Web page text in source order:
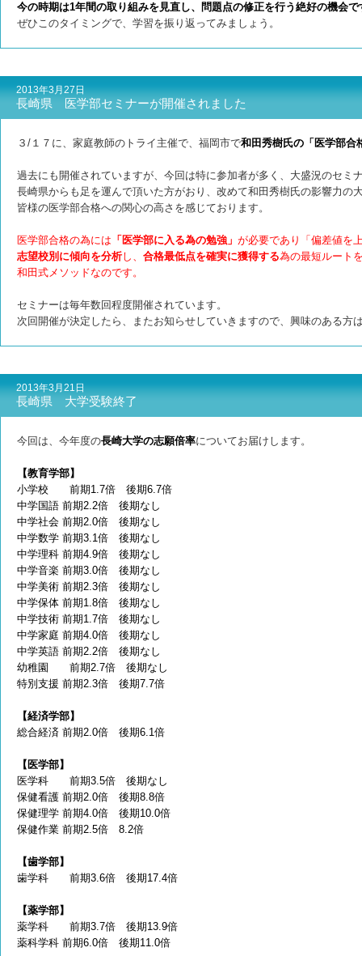
今の時期は1年間の取り組みを見直し、問題点の修正を行う絶好の機会で
ぜひこのタイミングで、学習を振り返ってみましょう。
2013年3月27日
長崎県 医学部セミナーが開催されました
３/１７に、家庭教師のトライ主催で、福岡市で和田秀樹氏の「医学部合
過去にも開催されていますが、今回は特に参加者が多く、大盛況のセミ
長崎県からも足を運んで頂いた方がおり、改めて和田秀樹氏の影響力の
皆様の医学部合格への関心の高さを感じております。
医学部合格の為には 「医学部に入る為の勉強」 が必要であり「偏差値を
志望校別に傾向を分析し、 合格最低点を確実に獲得する為の最短ルート
和田式メソッドなのです。
セミナーは毎年数回程度開催されています。
次回開催が決定したら、またお知らせしていきますので、興味のある方
2013年3月21日
長崎県 大学受験終了
今回は、今年度の長崎大学の志願倍率についてお届けします。
【教育学部】
小学校 前期1.7倍 後期6.7倍
中学国語 前期2.2倍 後期なし
中学社会 前期2.0倍 後期なし
中学数学 前期3.1倍 後期なし
中学理科 前期4.9倍 後期なし
中学音楽 前期3.0倍 後期なし
中学美術 前期2.3倍 後期なし
中学保体 前期1.8倍 後期なし
中学技術 前期1.7倍 後期なし
中学家庭 前期4.0倍 後期なし
中学英語 前期2.2倍 後期なし
幼稚園 前期2.7倍 後期なし
特別支援 前期2.3倍 後期7.7倍
【経済学部】
総合経済 前期2.0倍 後期6.1倍
【医学部】
医学科 前期3.5倍 後期なし
保健看護 前期2.0倍 後期8.8倍
保健理学 前期4.0倍 後期10.0倍
保健作業 前期2.5倍 8.2倍
【歯学部】
歯学科 前期3.6倍 後期17.4倍
【薬学部】
薬学科 前期3.7倍 後期13.9倍
薬科学科 前期6.0倍 後期11.0倍